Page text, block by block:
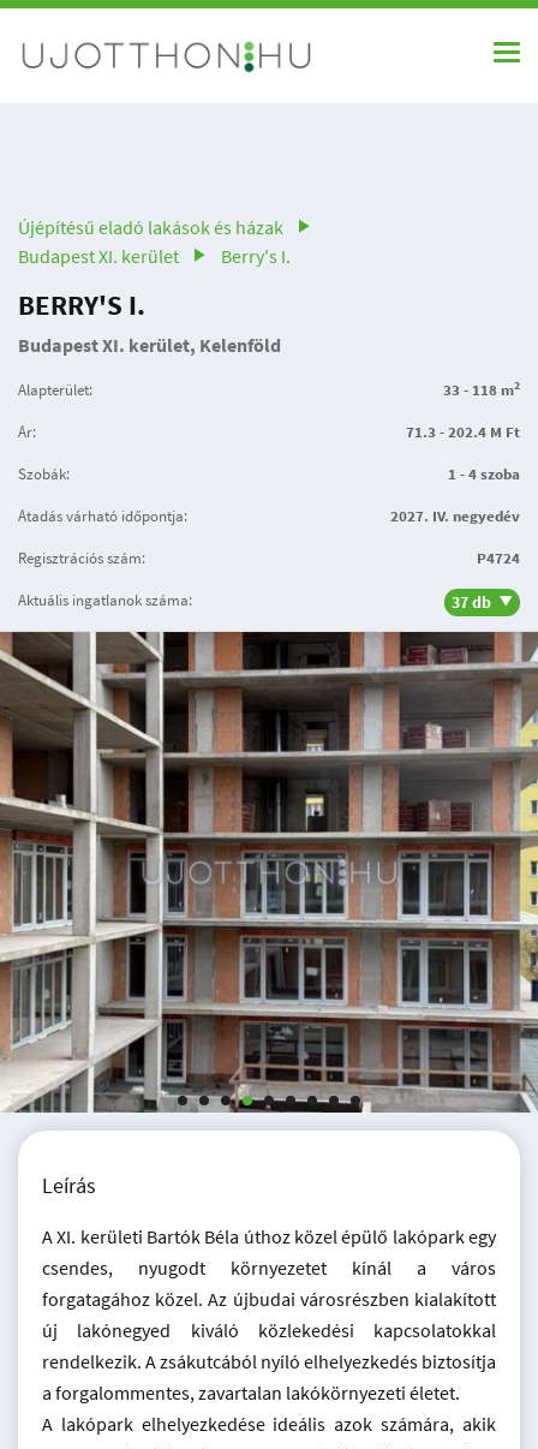
Újépítésű eladó lakások és házak
Budapest XI. kerület
Berry's I.
BERRY'S I.
Budapest XI. kerület, Kelenföld
Alapterület: 33 - 118 m2
Ár: 71.3 - 202.4 M Ft
Szobák: 1 - 4 szoba
Átadás várható időpontja: 2027. IV. negyedév
Regisztrációs szám: P4724
Aktuális ingatlanok száma: 37 db
Leírás
A XI. kerületi Bartók Béla úthoz közel épülő lakópark egy
csendes, nyugodt környezetet kínál a város
forgatagához közel. Az újbudai városrészben kialakított
új lakónegyed kiváló közlekedési kapcsolatokkal
rendelkezik. A zsákutcából nyíló elhelyezkedés biztosítja
a forgalommentes, zavartalan lakókörnyezeti életet.
A lakópark elhelyezkedése ideális azok számára, akik